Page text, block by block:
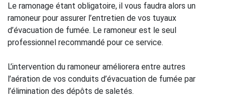
Le ramonage étant obligatoire, il vous faudra alors un
ramoneur pour assurer l’entretien de vos tuyaux
d’évacuation de fumée. Le ramoneur est le seul
professionnel recommandé pour ce service.
L’intervention du ramoneur améliorera entre autres
l’aération de vos conduits d’évacuation de fumée par
l’élimination des dépôts de saletés.